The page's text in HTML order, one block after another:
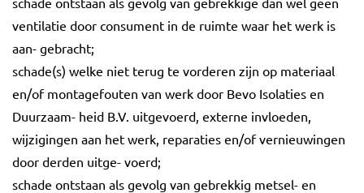
ventilatie door consument in de ruimte waar het werk is
aan- gebracht;
schade(s) welke niet terug te vorderen zijn op materiaal
en/of montagefouten van werk door Bevo Isolaties en
Duurzaam- heid B.V. uitgevoerd, externe invloeden,
wijzigingen aan het werk, reparaties en/of vernieuwingen
door derden uitge- voerd;
schade ontstaan als gevolg van gebrekkig metsel- en